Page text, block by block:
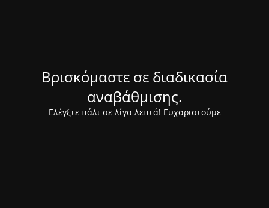
Βρισκόμαστε σε διαδικασία
αναβάθμισης.
Ελέγξτε πάλι σε λίγα λεπτά! Ευχαριστούμε